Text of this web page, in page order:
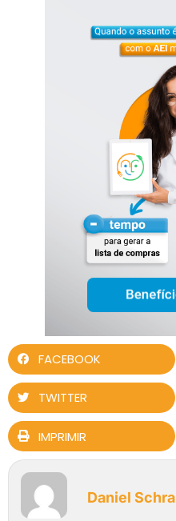
FACEBOOK
TWITTER
IMPRIMIR
Daniel